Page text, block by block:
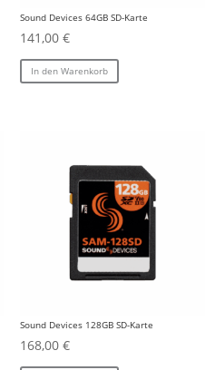
Sound Devices 64GB SD-Karte
141,00 €
In den Warenkorb
Sound Devices 128GB SD-Karte
168,00 €